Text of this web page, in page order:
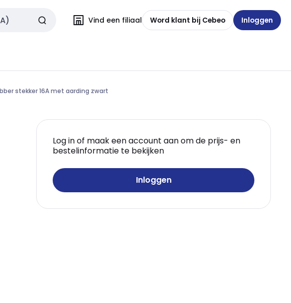
Vind een filiaal Word klant bij Cebeo Inloggen
stekker 16A met aarding zwart
Log in of maak een account aan om de prijs- en
bestelinformatie te bekijken
Inloggen